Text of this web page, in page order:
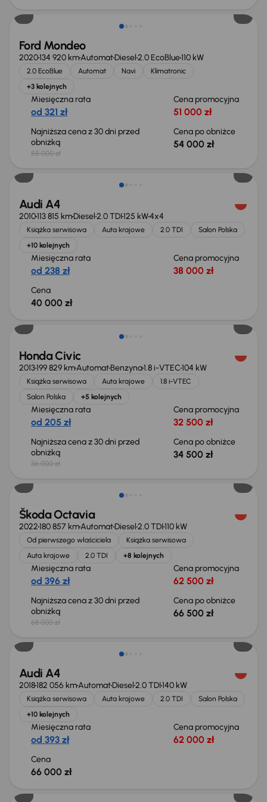
Ford Mondeo
2020134 920 kmAutomatDiesel2.0 EcoBlue110 kW
2.0 EcoBlue Automat Navi
Klimatronic
+3 kolejnych
Miesięczna rata
od 321 zł
Cena promocyjna
51 000 zł
Najniższa cena z 30 dni przed
obniżką
55 000 zł
Cena po obniżce
54 000 zł
Audi A4
2010113 815 kmDiesel2.0 TDI125 kW4x4
Książka serwisowa Auta krajowe 2.0 TDI
Salon Polska
+10 kolejnych
Miesięczna rata
od 238 zł
Cena promocyjna
38 000 zł
Cena
40 000 zł
Honda Civic
2013199 829 kmAutomatBenzyna1.8 i-VTEC104 kW
Książka serwisowa Auta krajowe
1.8 i-VTEC
Salon Polska
+5 kolejnych
Miesięczna rata
od 205 zł
Cena promocyjna
32 500 zł
Najniższa cena z 30 dni przed
obniżką
36 000 zł
Cena po obniżce
34 500 zł
Świeżo skupione
Škoda Octavia
2022180 857 kmAutomatDiesel2.0 TDI110 kW
Od pierwszego właściciela
Książka serwisowa
Auta krajowe
2.0 TDI +8 kolejnych
Miesięczna rata
od 396 zł
Cena promocyjna
62 500 zł
Najniższa cena z 30 dni przed
obniżką
68 000 zł
Cena po obniżce
66 500 zł
Audi A4
2018182 056 kmAutomatDiesel2.0 TDI140 kW
Książka serwisowa Auta krajowe 2.0 TDI
Salon Polska
+10 kolejnych
Miesięczna rata
od 393 zł
Cena promocyjna
62 000 zł
Cena
66 000 zł